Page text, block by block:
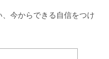
今からできる自信をつけ